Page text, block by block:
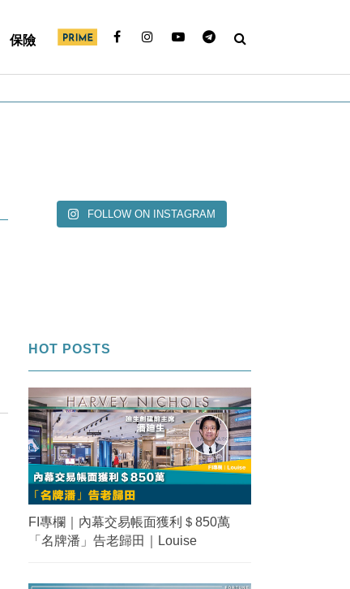
保險
FOLLOW ON INSTAGRAM
HOT POSTS
FI專欄｜內幕交易帳面獲利＄850萬
「名牌潘」告老歸田｜Louise